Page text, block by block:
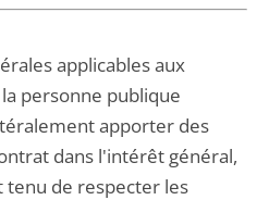
applicables aux
personne publique
apporter des
dans l'intérêt général,
tenu de respecter les